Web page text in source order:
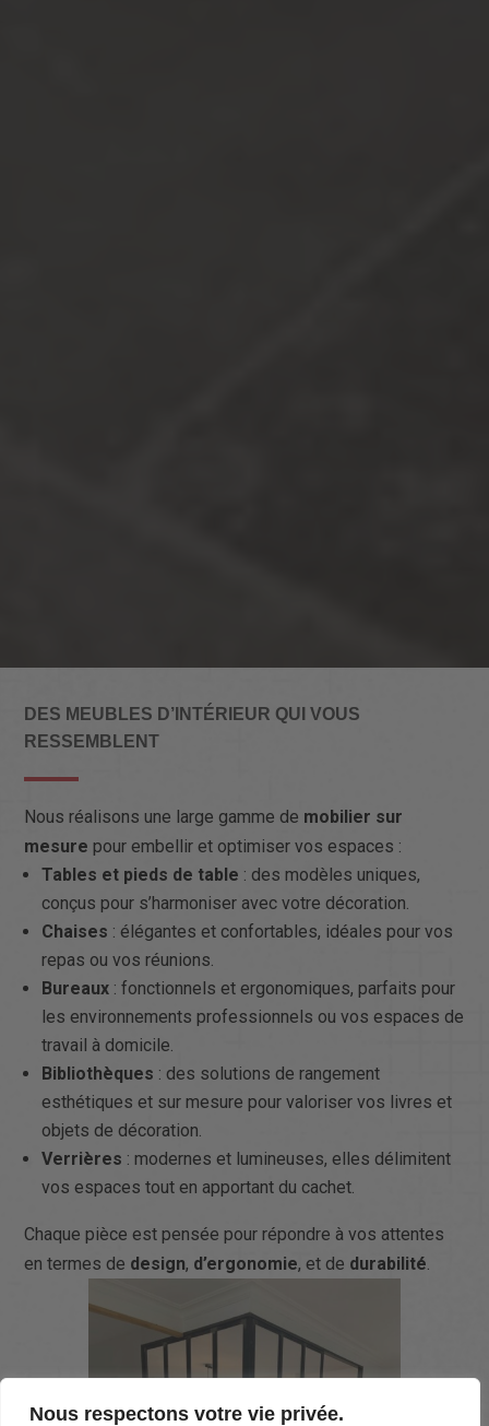
Nous respectons votre vie privée.
DES MEUBLES D’INTÉRIEUR QUI VOUS
RESSEMBLENT
Nous réalisons une large gamme de mobilier sur
mesure pour embellir et optimiser vos espaces :
Tables et pieds de table : des modèles uniques,
conçus pour s’harmoniser avec votre décoration.
Chaises : élégantes et confortables, idéales pour vos
repas ou vos réunions.
Bureaux : fonctionnels et ergonomiques, parfaits pour
les environnements professionnels ou vos espaces de
travail à domicile.
Bibliothèques : des solutions de rangement
esthétiques et sur mesure pour valoriser vos livres et
objets de décoration.
Verrières : modernes et lumineuses, elles délimitent
vos espaces tout en apportant du cachet.
Chaque pièce est pensée pour répondre à vos attentes
en termes de design, d’ergonomie, et de durabilité